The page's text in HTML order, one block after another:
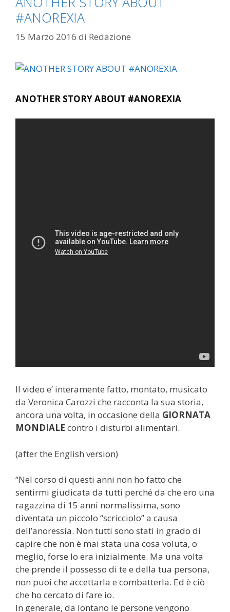
#ANOREXIA
15 Marzo 2016 di Redazione
ANOTHER STORY ABOUT #ANOREXIA
Il video e’ interamente fatto, montato, musicato
da Veronica Carozzi che racconta la sua storia,
ancora una volta, in occasione della GIORNATA
MONDIALE contro i disturbi alimentari.
(after the English version)
“Nel corso di questi anni non ho fatto che
sentirmi giudicata da tutti perché da che ero una
ragazzina di 15 anni normalissima, sono
diventata un piccolo “scricciolo” a causa
dell’anoressia. Non tutti sono stati in grado di
capire che non è mai stata una cosa voluta, o
meglio, forse lo era inizialmente. Ma una volta
che prende il possesso di te e della tua persona,
non puoi che accettarla e combatterla. Ed è ciò
che ho cercato di fare io.
In generale, da lontano le persone vengono